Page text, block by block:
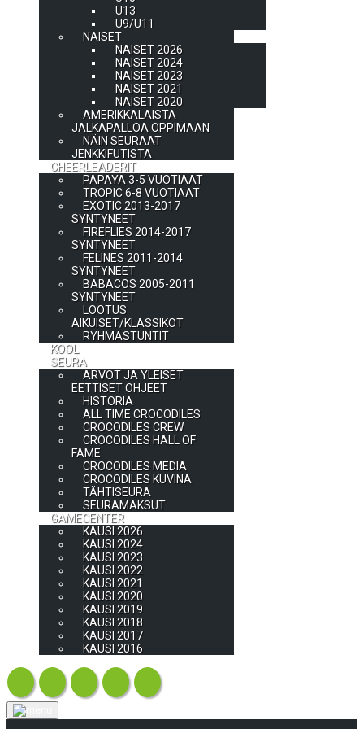
U13
U9/U11
NAISET
NAISET 2026
NAISET 2024
NAISET 2023
NAISET 2021
NAISET 2020
AMERIKKALAISTA
JALKAPALLOA OPPIMAAN
NÄIN SEURAAT
JENKKIFUTISTA
CHEERLEADERIT
PAPAYA 3-5 VUOTIAAT
TROPIC 6-8 VUOTIAAT
EXOTIC 2013-2017
SYNTYNEET
FIREFLIES 2014-2017
SYNTYNEET
FELINES 2011-2014
SYNTYNEET
BABACOS 2005-2011
SYNTYNEET
LOOTUS
AIKUISET/KLASSIKOT
RYHMÄSTUNTIT
KOOL
SEURA
ARVOT JA YLEISET
EETTISET OHJEET
HISTORIA
ALL TIME CROCODILES
CROCODILES CREW
CROCODILES HALL OF
FAME
CROCODILES MEDIA
CROCODILES KUVINA
TÄHTISEURA
SEURAMAKSUT
GAMECENTER
KAUSI 2026
KAUSI 2024
KAUSI 2023
KAUSI 2022
KAUSI 2021
KAUSI 2020
KAUSI 2019
KAUSI 2018
KAUSI 2017
KAUSI 2016